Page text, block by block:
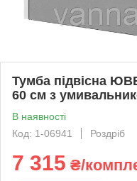
Тумба підвісна
60 см з
В наявності
Код: 1-06941
Роздріб
7 315 ₴/